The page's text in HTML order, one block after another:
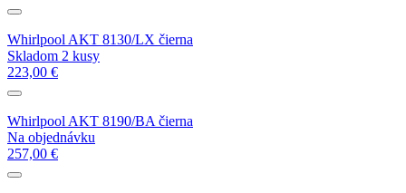
Whirlpool AKT 8130/LX čierna
Skladom 2 kusy
223,00 €
Whirlpool AKT 8190/BA čierna
Na objednávku
257,00 €